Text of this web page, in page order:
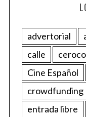
advertorial
calle
Cine Español
crowdfunding
entrada libre